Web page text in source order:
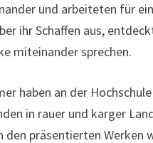
und arbeiteten für
ihr Schaffen aus,
miteinander sprechen.
haben an der
in rauer und karger
den präsentierten Werken